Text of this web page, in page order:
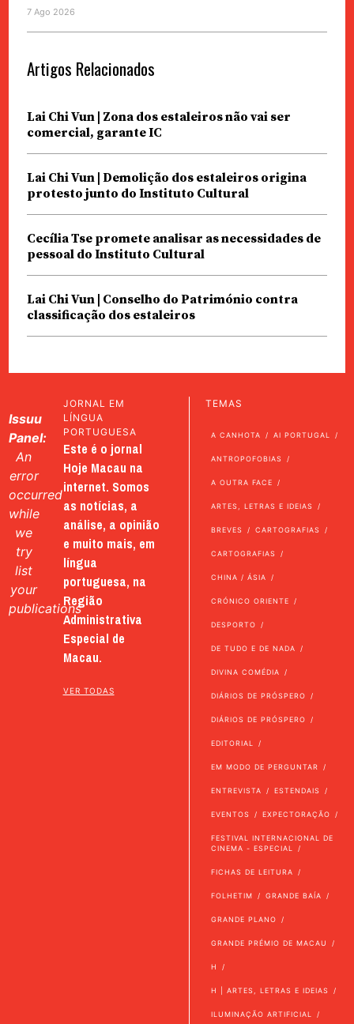
7 Ago 2026
Artigos Relacionados
Lai Chi Vun | Zona dos estaleiros não vai ser
comercial, garante IC
Lai Chi Vun | Demolição dos estaleiros origina
protesto junto do Instituto Cultural
Cecília Tse promete analisar as necessidades de
pessoal do Instituto Cultural
Lai Chi Vun | Conselho do Património contra
classificação dos estaleiros
Issuu
Panel:
An
error
occurred
while
we
try
list
your
publications
JORNAL EM
LÍNGUA
PORTUGUESA
Este é o jornal
Hoje Macau na
internet. Somos
as notícias, a
análise, a opinião
e muito mais, em
língua
portuguesa, na
Região
Administrativa
Especial de
Macau.
VER TODAS
TEMAS
A CANHOTA AI PORTUGAL
ANTROPOFOBIAS
A OUTRA FACE
ARTES, LETRAS E IDEIAS
BREVES CARTOGRAFIAS
CARTOGRAFIAS
CHINA / ÁSIA
CRÓNICO ORIENTE
DESPORTO
DE TUDO E DE NADA
DIVINA COMÉDIA
DIÁRIOS DE PRÓSPERO
DIÁRIOS DE PRÓSPERO
EDITORIAL
EM MODO DE PERGUNTAR
ENTREVISTA ESTENDAIS
EVENTOS EXPECTORAÇÃO
FESTIVAL INTERNACIONAL DE
CINEMA - ESPECIAL
FICHAS DE LEITURA
FOLHETIM GRANDE BAÍA
GRANDE PLANO
GRANDE PRÉMIO DE MACAU
H
H | ARTES, LETRAS E IDEIAS
ILUMINAÇÃO ARTIFICIAL